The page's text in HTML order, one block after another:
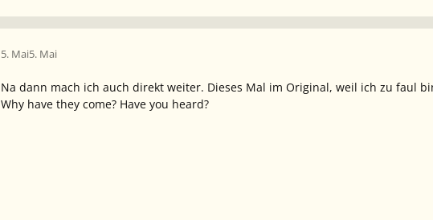
5. Mai5. Mai
Na dann mach ich auch direkt weiter. Dieses Mal im Original, weil ich zu faul
Why have they come? Have you heard?